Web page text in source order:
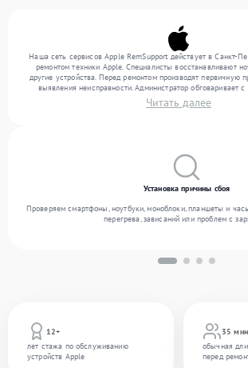
Наша сеть сервисов Apple RemSupport действует в Санкт-
ремонтом техники Apple. Специалисты восстанавливают
другие устройства. Перед ремонтом производят первичную
выявления неисправности. Администратор обговаривает
нужных услуг и цену. Только потом техники осуществляют
запчастей по необходимости. По окончании работ их
Читать далее
12+
лет стажа по обслуживанию
устройств Apple
35 мин
обычная
перед
Установка причины сбоя
Проверяем смартфоны, ноутбуки, моноблоки, планшеты и
перегрева, зависаний или проблем с